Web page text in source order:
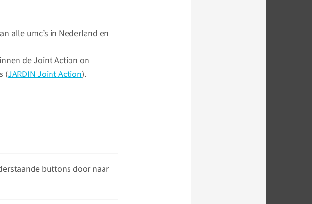
alle umc’s in Nederland en
de Joint Action on
(JARDIN Joint Action).
buttons door naar